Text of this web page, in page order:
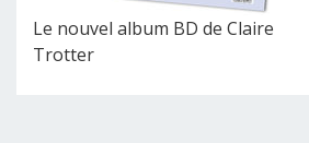
Le nouvel album BD de Claire
Trotter